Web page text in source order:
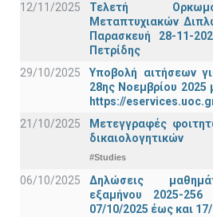
12/11/2025
Τελετή
Μεταπτυχιακών
Παρασκευή 28-11-
Πετρίδης
29/10/2025
Υποβολή αιτήσεων
28ης Νοεμβρίου
https://
21/10/2025
Μετεγγραφές
δικαιολογητικών
#Studies
06/10/2025
Δηλώσεις
εξαμήνου 2025-
07/10/2025 έως και